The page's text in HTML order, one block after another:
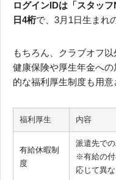
ログインIDは「スタッ
日4桁で、3月1日生まれ
もちろん、クラブオフ
健康保険や厚生年金へ
的な福利厚生制度も用意
福利厚生 内容
有給休暇制
度
派遣先で
※有給の付
応じて異な